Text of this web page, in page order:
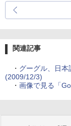
関連記事
・ グーグル、日
(2009/12/3)
・ 画像で見る「